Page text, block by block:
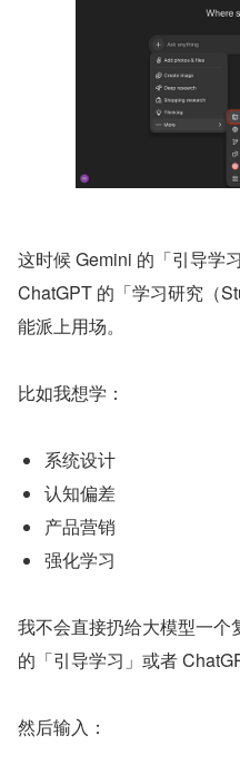
这时候 Gemini 的「引导学
ChatGPT 的「学习研究（
能派上用场。
比如我想学：
系统设计
认知偏差
产品营销
强化学习
我不会直接扔给大模型一个
的「引导学习」或者
然后输入：